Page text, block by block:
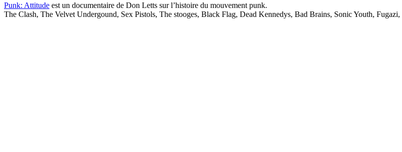
Punk: Attitude est un documentaire de Don Letts sur l’histoire du mouvement punk.
The Clash, The Velvet Undergound, Sex Pistols, The stooges, Black Flag, Dead Kennedys, Bad Brains, Sonic Youth,